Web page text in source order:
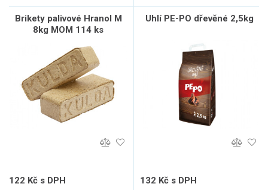
Brikety palivové Hranol M
8kg MOM 114 ks
122 Kč s DPH
Uhlí PE-PO dřevěné 2,5kg
132 Kč s DPH